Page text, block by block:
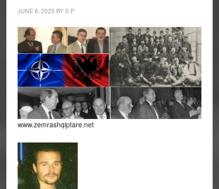
JUNE 6, 2025 BYS P
www.zemrashqiptare.net